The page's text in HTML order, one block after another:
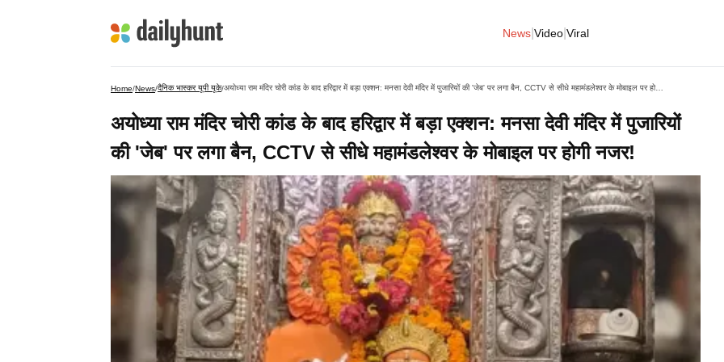
News Video Viral
Home/News/दैनिक भास्कर यूपी यूके/ अयोध्या राम मंदिर चोरी कांड के बाद हरिद्वार में बड़ा एक्शन: मनसा देवी मंदिर में पुजारियों की 'जेब' पर लगा बैन, CCTV से सीधे महामंडलेश्वर के मोबाइल पर होगी नजर!
अयोध्या राम मंदिर चोरी कांड के बाद हरिद्वार में बड़ा एक्शन: मनसा देवी मंदिर में पुजारियों
की 'जेब' पर लगा बैन, CCTV से सीधे महामंडलेश्वर के मोबाइल पर होगी नजर!